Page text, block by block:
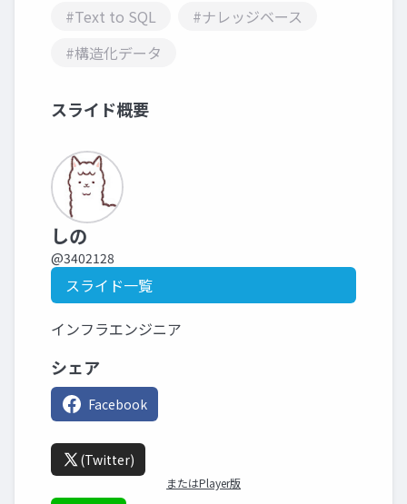
#Text to SQL
#ナレッジベース
#構造化データ
スライド概要
しの
@3402128
スライド一覧
インフラエンジニア
シェア
Facebook
(Twitter)
またはPlayer版